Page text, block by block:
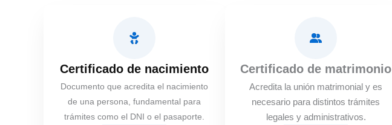
Certificado de nacimiento
Documento que acredita el nacimiento
de una persona, fundamental para
trámites como el DNI o el pasaporte.
Certificado de matrimonio
Acredita la unión matrimonial y es
necesario para distintos trámites
legales y administrativos.